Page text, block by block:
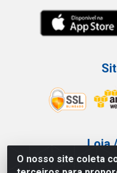
O nosso site coleta
Loja
Tel.: